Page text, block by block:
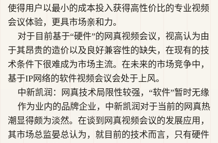
使得用户以最小的成本投入获得高性价比的专业视频
会议体验，更具市场亲和力。
对于目前基于“硬件”的网真视频会议，视高认为由
于其昂贵的造价以及良好兼容性的缺失，在现有的技
术条件下很难成为市场主流。在未来的市场竞争中，
基于IP网络的软件视频会议会处于上风。
中新凯润：网真技术局限性较强，“软件”暂时无缘
作为业内的品牌企业，中新凯润对于当前的网真热
潮显得颇为淡然。在谈到网真视频会议的发展应用，
其市场总监晏总认为，就目前的技术而言，只有硬件